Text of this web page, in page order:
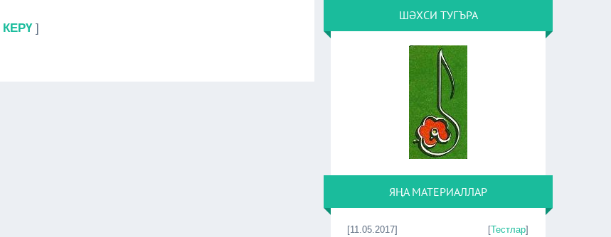
КЕРҮ]
ШӘХСИ ТУГЪРА
ЯҢА МАТЕРИАЛЛАР
[11.05.2017] [Тестлар]